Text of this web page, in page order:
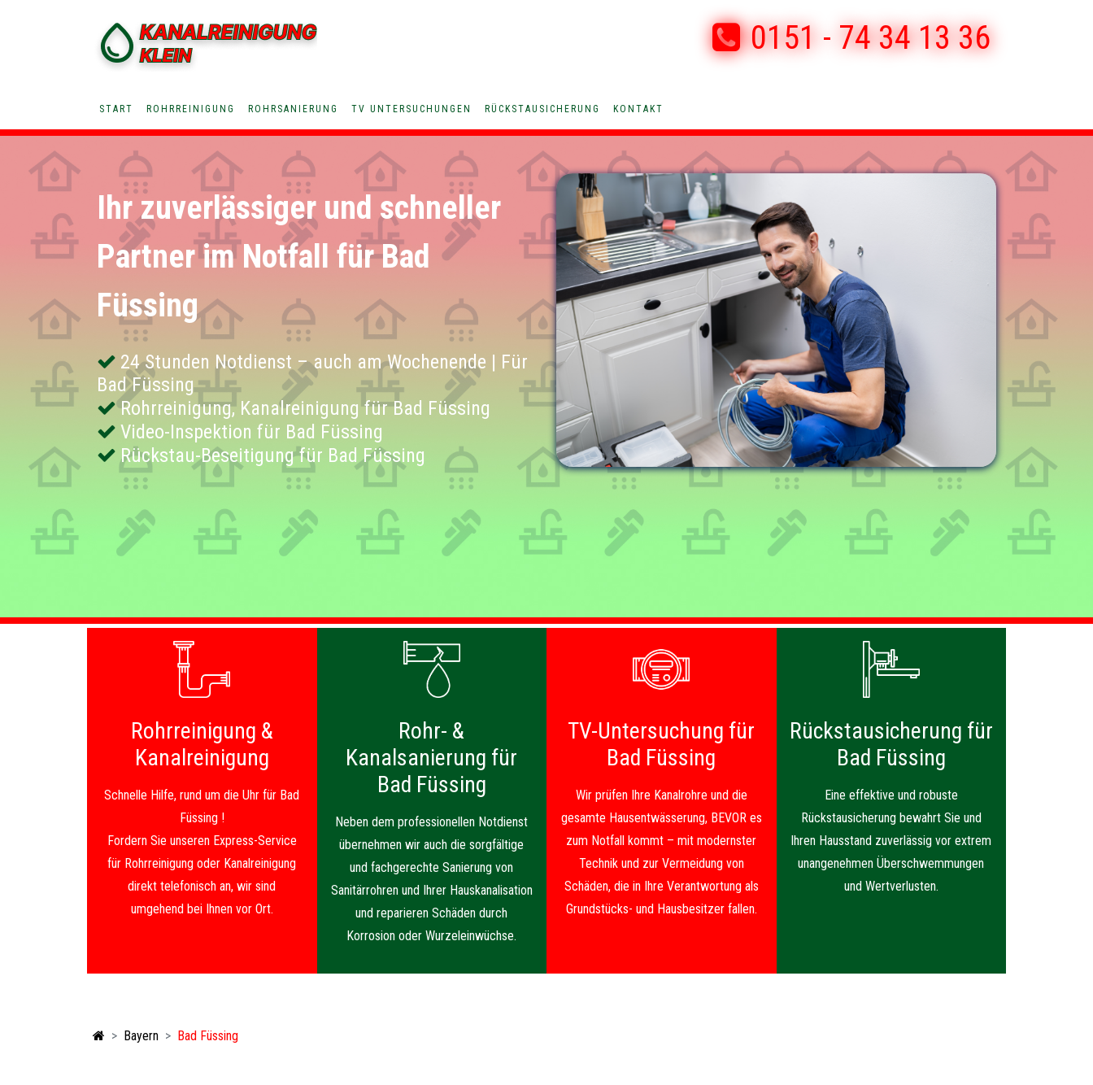
0151 - 74 34 13 36
START ROHRREINIGUNG ROHRSANIERUNG TV UNTERSUCHUNGEN RÜCKSTAUSICHERUNG KONTAKT
Ihr zuverlässiger und schneller
Partner im Notfall für Bad
Füssing
24 Stunden Notdienst – auch am Wochenende | Für
Bad Füssing
Rohrreinigung, Kanalreinigung für Bad Füssing
Video-Inspektion für Bad Füssing
Rückstau-Beseitigung für Bad Füssing
Rohrreinigung &
Kanalreinigung
Schnelle Hilfe, rund um die Uhr für Bad
Füssing !
Fordern Sie unseren Express-Service
für Rohrreinigung oder Kanalreinigung
direkt telefonisch an, wir sind
umgehend bei Ihnen vor Ort.
Rohr- &
Kanalsanierung für
Bad Füssing
Neben dem professionellen Notdienst
übernehmen wir auch die sorgfältige
und fachgerechte Sanierung von
Sanitärrohren und Ihrer Hauskanalisation
und reparieren Schäden durch
Korrosion oder Wurzeleinwüchse.
TV-Untersuchung für
Bad Füssing
Wir prüfen Ihre Kanalrohre und die
gesamte Hausentwässerung, BEVOR es
zum Notfall kommt – mit modernster
Technik und zur Vermeidung von
Schäden, die in Ihre Verantwortung als
Grundstücks- und Hausbesitzer fallen.
Rückstausicherung für
Bad Füssing
Eine effektive und robuste
Rückstausicherung bewahrt Sie und
Ihren Hausstand zuverlässig vor extrem
unangenehmen Überschwemmungen
und Wertverlusten.
Bayern Bad Füssing